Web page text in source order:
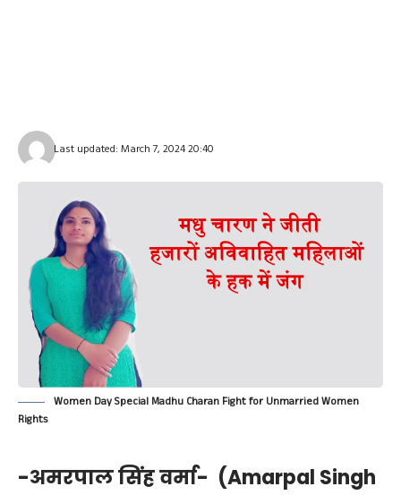
Last updated: March 7, 2024 20:40
Women Day Special Madhu Charan Fight for Unmarried Women
Rights
-अमरपाल सिंह वर्मा- (Amarpal Singh